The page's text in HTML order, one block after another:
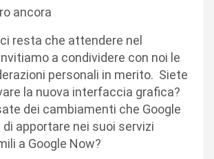
ancora
resta che attendere nel
a condividere con noi le
personali in merito. Siete
la nuova interfaccia grafica?
dei cambiamenti che Google
apportare nei suoi servizi
a Google Now?